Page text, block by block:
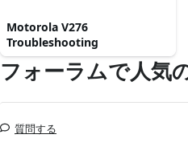
Motorola V276
Troubleshooting
フォーラムで人気
質問する